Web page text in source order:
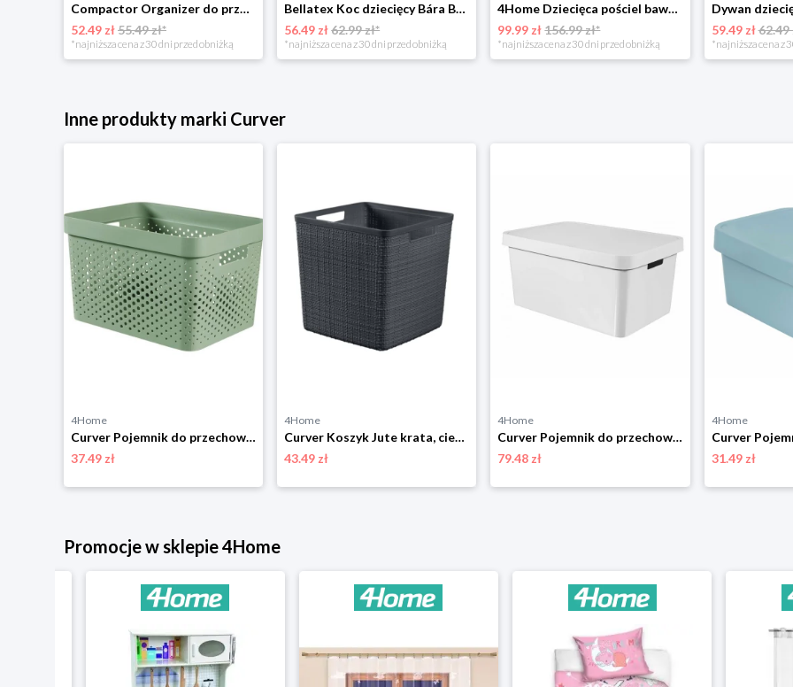
Compactor Organizer do przechowywania Toronto, 30 x 20 x 12 cm, ciemnobrązowy
52.49 zł55.49 zł*
*najniższa cena z 30 dni przed obniżką
Bellatex Koc dziecięcy Bára Butterfly różowy, 75 x 100 cm
56.49 zł62.99 zł*
*najniższa cena z 30 dni przed obniżką
4Home Dziecięca pościel bawełniana Unicorns, 140 x 200 cm, 70 x 90 cm
99.99 zł156.99 zł*
*najniższa cena z 30 dni przed obniżką
59.49 zł62.49
*najniższa cena z
Inne produkty marki Curver
4Home
Curver Pojemnik do przechowywania 17 l, zielony, 17 l
37.49 zł
4Home
Curver Koszyk Jute krata, ciemnoszary
43.49 zł
4Home
Curver Pojemnik do przechowywania INFINITY 45 l, biały, 45 l
79.48 zł
4Home
31.49 zł
Promocje w sklepie 4Home